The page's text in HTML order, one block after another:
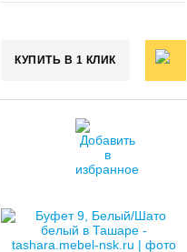
КУПИТЬ В 1 КЛИК